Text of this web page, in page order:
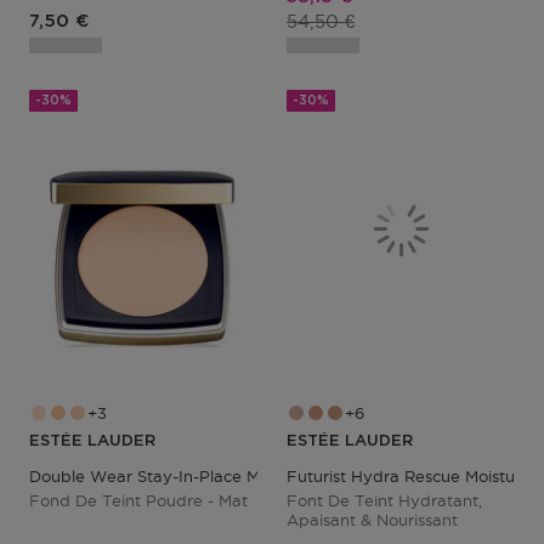
Prix du produit
7,50 € Prix du produit
54,50 €
-30%
3
ESTÉE LAUDER
Double Wear Stay-In-Place Matte Powder Foundation
Fond De Teint Poudre - Mat
-30%
6
ESTÉE LAUDER
Futurist Hydra Rescue
Font De Teint Hydratant,
Apaisant & Nourissant